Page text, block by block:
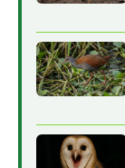
suas canções
frequência
Para evitar
mascaradas
passaram a
ligeiramente
Portanto, se os